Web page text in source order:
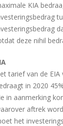
KIA
deze nihil
tarief van de
in 2020
in aanmerking
aftrek
het